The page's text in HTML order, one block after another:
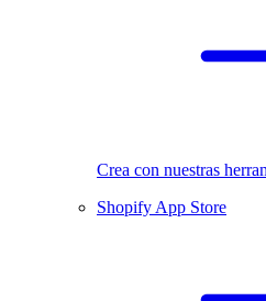
Crea con nuestras
Shopify App Store